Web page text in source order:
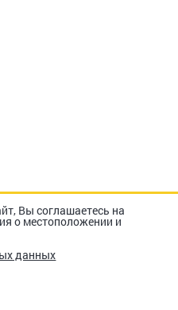
и доставка
Вы соглашаетесь на
о местоположении и
данных